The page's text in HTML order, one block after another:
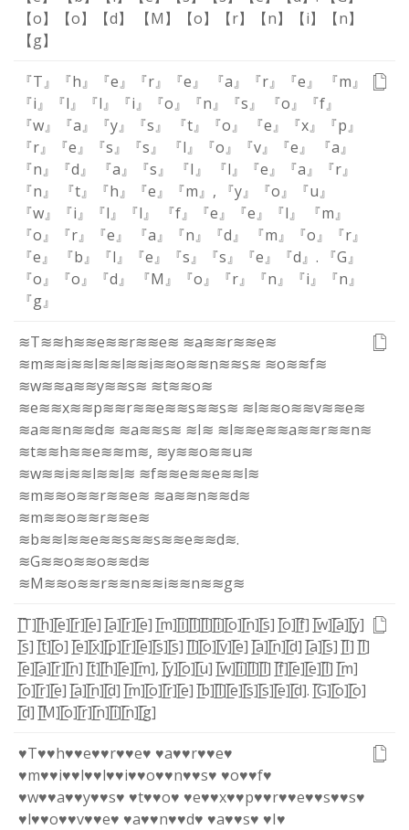
【o】
【o】 【d】 【M】 【o】 【r】 【n】 【i】
【n】
【g】
『T』 『h』 『e』 『r』 『e』 『a』 『r』 『e』
『m』
『i』
『l』 『l』 『i』 『o』 『n』 『s』 『o』
『f』
『w』
『a』 『y』 『s』 『t』 『o』 『e』 『x』
『p』
『r』
『e』 『s』 『s』 『l』 『o』 『v』 『e』
『a』
『n』
『d』 『a』 『s』 『I』 『l』 『e』 『a』
『r』
『n』
『t』 『h』 『e』 『m』 , 『y』 『o』
『u』
『w』
『i』 『l』 『l』 『f』 『e』 『e』 『l』
『m』
『o』
『r』 『e』 『a』 『n』 『d』 『m』 『o』
『r』
『e』
『b』 『l』 『e』 『s』 『s』 『e』 『d』 .
『G』
『o』
『o』 『d』 『M』 『o』 『r』 『n』 『i』
『n』
『g』
≋T≋≋h≋≋e≋≋r≋≋e≋ ≋a≋≋r≋≋e≋
≋m≋≋i≋≋l≋≋l≋≋i≋≋o≋≋n≋≋s≋ ≋o≋≋f≋
≋w≋≋a≋≋y≋≋s≋ ≋t≋≋o≋
≋e≋≋x≋≋p≋≋r≋≋e≋≋s≋≋s≋ ≋l≋≋o≋≋v≋≋e≋
≋a≋≋n≋≋d≋ ≋a≋≋s≋ ≋I≋ ≋l≋≋e≋≋a≋≋r≋≋n≋
≋t≋≋h≋≋e≋≋m≋, ≋y≋≋o≋≋u≋
≋w≋≋i≋≋l≋≋l≋ ≋f≋≋e≋≋e≋≋l≋
≋m≋≋o≋≋r≋≋e≋ ≋a≋≋n≋≋d≋
≋m≋≋o≋≋r≋≋e≋
≋b≋≋l≋≋e≋≋s≋≋s≋≋e≋≋d≋.
≋G≋≋o≋≋o≋≋d≋
≋M≋≋o≋≋r≋≋n≋≋i≋≋n≋≋g≋
[̲̅T][̲̅h][̲̅e][̲̅r][̲̅e] [̲̅a][̲̅r][̲̅e] [̲̅m][̲̅i][̲̅l][̲̅l][̲̅i][̲̅o][̲̅n][̲̅s] [̲̅o][̲̅f] [̲̅w][̲̅a][̲̅y]
[̲̅s] [̲̅t][̲̅o] [̲̅e][̲̅x][̲̅p][̲̅r][̲̅e][̲̅s][̲̅s] [̲̅l][̲̅o][̲̅v][̲̅e] [̲̅a][̲̅n][̲̅d] [̲̅a][̲̅s] [̲̅I] [̲̅l]
[̲̅e][̲̅a][̲̅r][̲̅n] [̲̅t][̲̅h][̲̅e][̲̅m], [̲̅y][̲̅o][̲̅u] [̲̅w][̲̅i][̲̅l][̲̅l] [̲̅f][̲̅e][̲̅e][̲̅l] [̲̅m]
[̲̅o][̲̅r][̲̅e] [̲̅a][̲̅n][̲̅d] [̲̅m][̲̅o][̲̅r][̲̅e] [̲̅b][̲̅l][̲̅e][̲̅s][̲̅s][̲̅e][̲̅d]. [̲̅G][̲̅o][̲̅o]
[̲̅d] [̲̅M][̲̅o][̲̅r][̲̅n][̲̅i][̲̅n][̲̅g]
♥T♥♥h♥♥e♥♥r♥♥e♥ ♥a♥♥r♥♥e♥
♥m♥♥i♥♥l♥♥l♥♥i♥♥o♥♥n♥♥s♥ ♥o♥♥f♥
♥w♥♥a♥♥y♥♥s♥ ♥t♥♥o♥ ♥e♥♥x♥♥p♥♥r♥♥e♥♥s♥♥s♥
♥l♥♥o♥♥v♥♥e♥ ♥a♥♥n♥♥d♥ ♥a♥♥s♥ ♥I♥